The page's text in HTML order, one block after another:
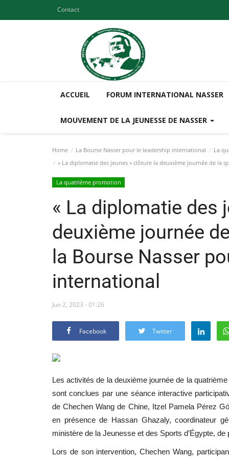
Contact
ACCUEIL FORUM INTERNATIONAL NASSER
MOUVEMENT DE LA JEUNESSE DE NASSER
Home La Bourse Nasser pour le leadership international
La
« La diplomatie des jeunes » clôture la deuxième journée de la
La quatrième promotion
« La diplomatie des
deuxième journée
la Bourse Nasser
international
Jun 2, 2023 - 01:26
Facebook Twitter
Les activités de la deuxième journée de la
sont conclues par une séance interactive
de Chechen Wang de Chine, Itzel Pamela Pérez
en présence de Hassan Ghazaly, coordinateur
ministère de la Jeunesse et des Sports d’Égypte,
Lors de son intervention, Chechen Wang,